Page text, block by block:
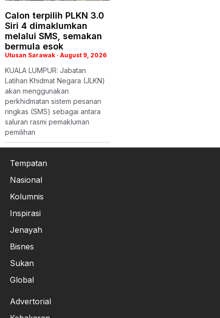
Calon terpilih PLKN 3.0
Siri 4 dimaklumkan
melalui SMS, semakan
bermula esok
Utusan Sarawak August 9, 2026
KUALA LUMPUR: Jabatan
Latihan Khidmat Negara (JLKN)
akan menggunakan
perkhidmatan sistem pesanan
ringkas (SMS) sebagai antara
saluran rasmi pemakluman
pemilihan
Tempatan
Nasional
Kolumnis
Inspirasi
Jenayah
Bisnes
Sukan
Global
Advertorial